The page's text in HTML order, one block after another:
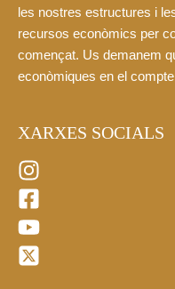
les nostres estructures i
recursos econòmics per
començat. Us demanem
econòmiques en el
XARXES SOCIALS